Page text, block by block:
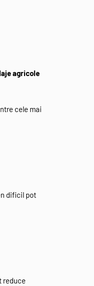
agricole
cele mai
dificil pot
reduce